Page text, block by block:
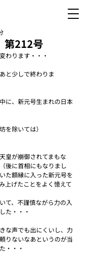
212号
わります・・・
と少しで終わりま
に、新元号生まれの日本
を除いては）
皇が崩御されてまもな
後に首相にもなりまし
た額縁に入った新元号を
上げたことをよく憶えて
て、不謹慎ながら力の入
た・・・
な声でも出にくいし、力
りないなあというのが当
・・・